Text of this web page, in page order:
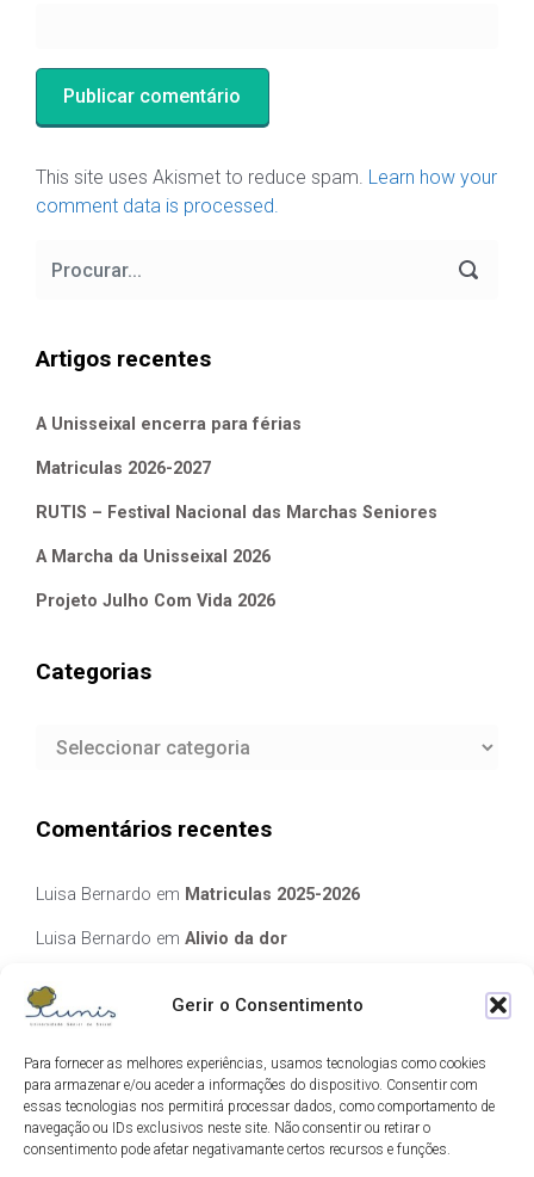
Gerir o Consentimento
Para fornecer as melhores experiências, usamos tecnologias como cookies
para armazenar e/ou aceder a informações do dispositivo. Consentir com
essas tecnologias nos permitirá processar dados, como comportamento de
navegação ou IDs exclusivos neste site. Não consentir ou retirar o
consentimento pode afetar negativamante certos recursos e funções.
This site uses Akismet to reduce spam. Learn how your
comment data is processed.
Artigos recentes
A Unisseixal encerra para férias
Matriculas 2026-2027
RUTIS – Festival Nacional das Marchas Seniores
A Marcha da Unisseixal 2026
Projeto Julho Com Vida 2026
Categorias
Categorias
Comentários recentes
Luisa Bernardo em Matriculas 2025-2026
Luisa Bernardo em Alivio da dor
Manuela Silva
elisabete Garcia Fernandes Serra
Luis GuedesemEcos de Camilo
Arquivo